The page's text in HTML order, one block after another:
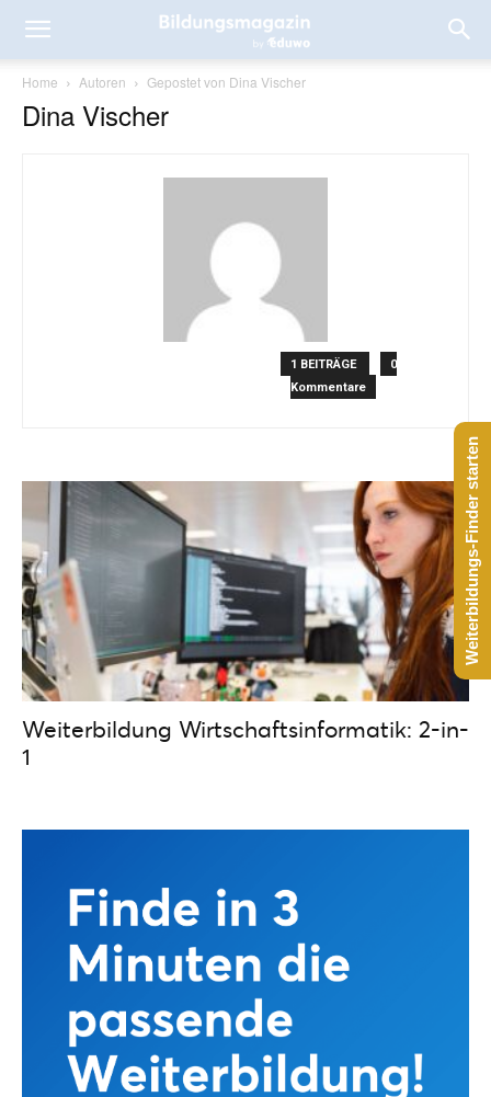
Home Autoren Gepostet von Dina Vischer
Dina Vischer
1 BEITRÄGE
0
Kommentare
Weiterbildung Wirtschaftsinformatik: 2-in-
1
Weiterbildungs-Finder starten